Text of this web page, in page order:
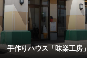
手作りハウス「味楽工房」